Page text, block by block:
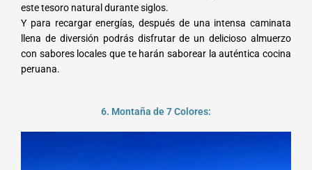
este tesoro natural durante siglos.
Y para recargar energías, después de una intensa caminata
llena de diversión podrás disfrutar de un delicioso almuerzo
con sabores locales que te harán saborear la auténtica cocina
peruana.
6. Montaña de 7 Colores: